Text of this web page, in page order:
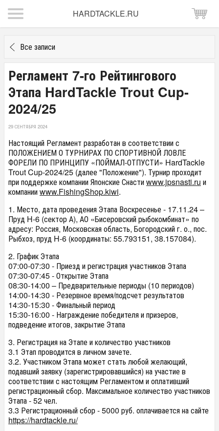
HARDTACKLE.RU
Все записи
Регламент 7-го Рейтингового
Этапа HardTackle Trout Cup-
2024/25
29 СЕНТЯБРЯ 2024
Настоящий Регламент разработан в соответствии с
ПОЛОЖЕНИЕМ О ТУРНИРАХ ПО СПОРТИВНОЙ ЛОВЛЕ
ФОРЕЛИ ПО ПРИНЦИПУ «ПОЙМАЛ-ОТПУСТИ» HardTackle
Trout Cup-2024/25 (далее "Положение"). Турнир проходит
при поддержке компании Японские Снастиwww.jpsnasti.ru и
компанииwww.FishingShop.kiwi.
1. Место, дата проведения Этапа Воскресенье - 17.11.24 –
Пруд H-6 (сектор А), АО «Бисеровский рыбокомбинат» по
адресу: Россия, Московская область, Богородский г. о., пос.
Рыбхоз, пруд H-6 (координаты: 55.793151, 38.157084).
2. График Этапа
07:00-07:30 - Приезд и регистрация участников Этапа
07:30-07:45 - Открытие Этапа
08:30-14:00 – Предварительные периоды (10 периодов)
14:00-14:30 - Резервное время/подсчет результатов
14:30-15:30 - Финальный период
15:30-16:00 - Награждение победителя и призеров,
подведение итогов, закрытие Этапа
3. Регистрация на Этапе и количество участников
3.1 Этап проводится в личном зачете.
3.2. Участником Этапа может стать любой желающий,
подавший заявку (зарегистрировавшийся) на участие в
соответствии с настоящим Регламентом и оплативший
регистрационный сбор. Максимальное количество участников
Этапа - 52 чел.
3.3 Регистрационный сбор - 5000 руб. оплачивается на сайте
https://hardtackle.ru/